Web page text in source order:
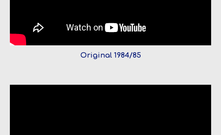
Original 1984/85